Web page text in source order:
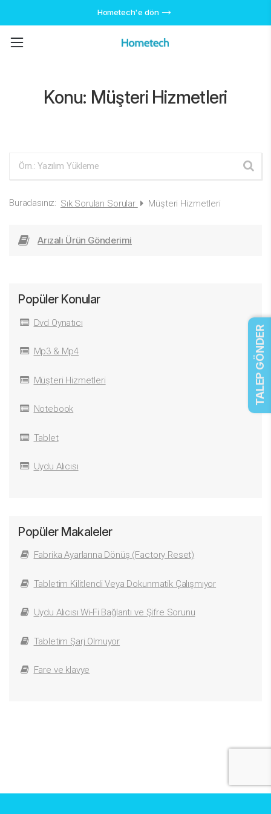
Hometech'e dön
Konu: Müşteri Hizmetleri
Buradasınız: Sık Sorulan Sorular Müşteri Hizmetleri
Arızalı Ürün Gönderimi
Popüler Konular
Dvd Oynatıcı
Mp3 & Mp4
Müşteri Hizmetleri
Notebook
Tablet
Uydu Alıcısı
Popüler Makaleler
Fabrika Ayarlarına Dönüş (Factory Reset)
Tabletim Kilitlendi Veya Dokunmatik Çalışmıyor
Uydu Alıcısı Wi-Fi Bağlantı ve Şifre Sorunu
Tabletim Şarj Olmuyor
Fare ve klavye
TALEP GÖNDER